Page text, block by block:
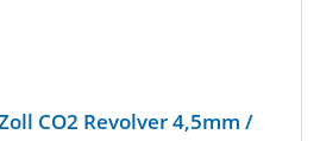
CO2 Revolver 4,5mm /